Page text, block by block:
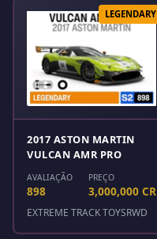
LEGENDARY
2017 ASTON MARTIN
VULCAN AMR PRO
AVALIAÇÃO
898
PREÇO
3,000,000 CR
EXTREME TRACK TOYSRWD